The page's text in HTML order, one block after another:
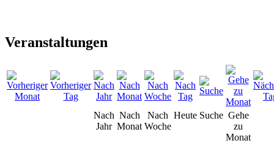
Veranstaltungen
Nach
Jahr
Nach
Monat
Nach
Woche
Heute Suche Gehe
zu
Monat